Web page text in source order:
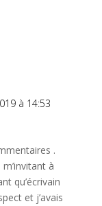
à 14:53
.
à
qu’écrivain
et j’avais